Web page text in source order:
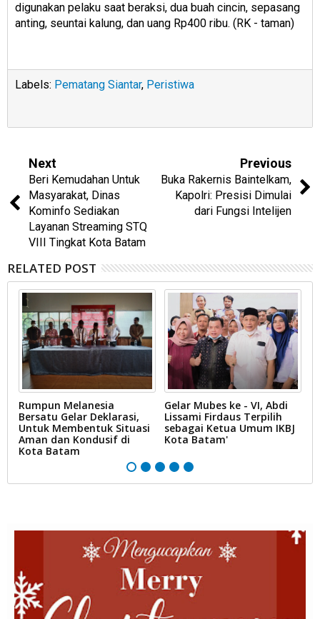
digunakan pelaku saat beraksi, dua buah cincin, sepasang
anting, seuntai kalung, dan uang Rp400 ribu. (RK - taman)
Labels: Pematang Siantar, Peristiwa
Next
Beri Kemudahan Untuk
Masyarakat, Dinas
Kominfo Sediakan
Layanan Streaming STQ
VIII Tingkat Kota Batam
Previous
Buka Rakernis Baintelkam,
Kapolri: Presisi Dimulai
dari Fungsi Intelijen
RELATED POST
Rumpun Melanesia
Bersatu Gelar Deklarasi,
Untuk Membentuk Situasi
Aman dan Kondusif di
Kota Batam
Gelar Mubes ke - VI, Abdi
Lissami Firdaus Terpilih
sebagai Ketua Umum IKBJ
Kota Batam'